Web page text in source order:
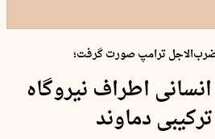
ضرب‌الاجل ترامپ صورت گرفت؛
اطراف نیروگاه
دماوند